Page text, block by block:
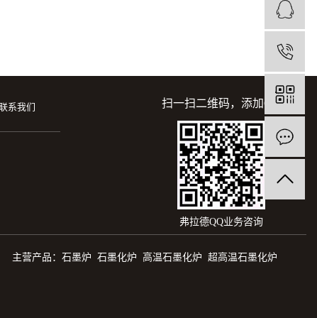
系我们 扫一扫二维码，添加QQ
弗拉德QQ业务咨询
主营产品：石墨炉 石墨化炉 高温石墨化炉 超高温石墨化炉